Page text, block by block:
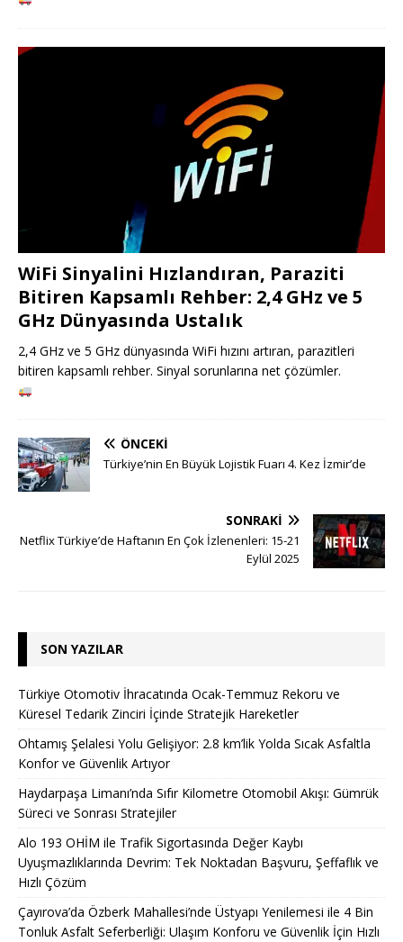
WiFi Sinyalini Hızlandıran, Paraziti
Bitiren Kapsamlı Rehber: 2,4 GHz ve 5
GHz Dünyasında Ustalık
2,4 GHz ve 5 GHz dünyasında WiFi hızını artıran, parazitleri
bitiren kapsamlı rehber. Sinyal sorunlarına net çözümler.
ÖNCEKI
Türkiye’nin En Büyük Lojistik Fuarı 4. Kez İzmir’de
SONRAKI
Netflix Türkiye’de Haftanın En Çok İzlenenleri: 15-21
Eylül 2025
SON YAZILAR
Türkiye Otomotiv İhracatında Ocak-Temmuz Rekoru ve
Küresel Tedarik Zinciri İçinde Stratejik Hareketler
Ohtamış Şelalesi Yolu Gelişiyor: 2.8 km’lik Yolda Sıcak Asfaltla
Konfor ve Güvenlik Artıyor
Haydarpaşa Limanı’nda Sıfır Kilometre Otomobil Akışı: Gümrük
Süreci ve Sonrası Stratejiler
Alo 193 OHİM ile Trafik Sigortasında Değer Kaybı
Uyuşmazlıklarında Devrim: Tek Noktadan Başvuru, Şeffaflık ve
Hızlı Çözüm
Çayırova’da Özberk Mahallesi’nde Üstyapı Yenilemesi ile 4 Bin
Tonluk Asfalt Seferberliği: Ulaşım Konforu ve Güvenlik İçin Hızlı